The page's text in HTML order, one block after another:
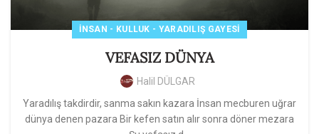
İNSAN - KULLUK - YARADILIŞ GAYESI
VEFASIZ DÜNYA
Halil DÜLGAR
Yaradılış takdirdir, sanma sakın kazara İnsan mecburen uğrar
dünya denen pazara Bir kefen satın alır sonra döner mezara